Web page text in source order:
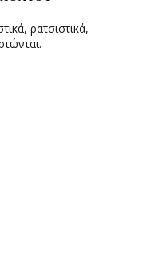
ρατσιστικά,